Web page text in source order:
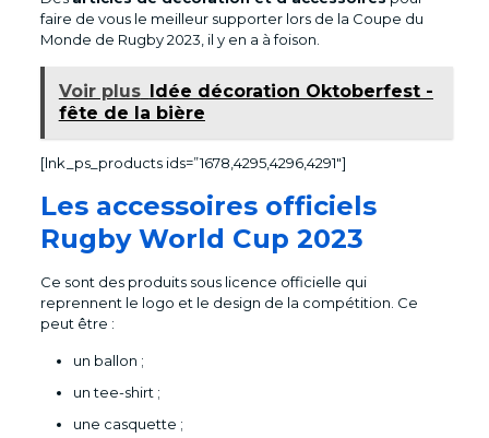
faire de vous le meilleur supporter lors de la Coupe du
Monde de Rugby 2023, il y en a à foison.
Voir plus
Idée décoration Oktoberfest -
fête de la bière
[lnk_ps_products ids=”1678,4295,4296,4291″]
Les accessoires officiels
Rugby World Cup 2023
Ce sont des produits sous licence officielle qui
reprennent le logo et le design de la compétition. Ce
peut être :
un ballon ;
un tee-shirt ;
une casquette ;